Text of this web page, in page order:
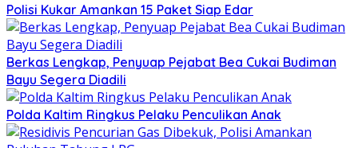
Polisi Kukar Amankan 15 Paket Siap Edar
Berkas Lengkap, Penyuap Pejabat Bea Cukai Budiman
Bayu Segera Diadili
Polda Kaltim Ringkus Pelaku Penculikan Anak